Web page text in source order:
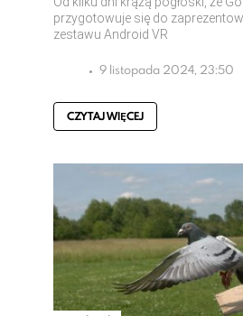
przygotowuje się do
zestawu Android VR
9 listopada 2024, 23:50
CZYTAJ WIĘCEJ